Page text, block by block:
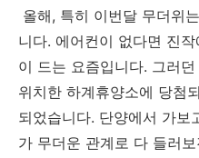
올해, 특히 이번달 무더위
니다. 에어컨이 없다면 진
이 드는 요즘입니다. 그러
위치한 하계휴양소에 당첨
되었습니다. 단양에서 가보
가 무더운 관계로 다 들러